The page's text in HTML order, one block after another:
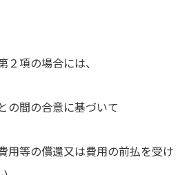
項の場合には、
の間の合意に基づいて
用等の償還又は費用の前払を受け